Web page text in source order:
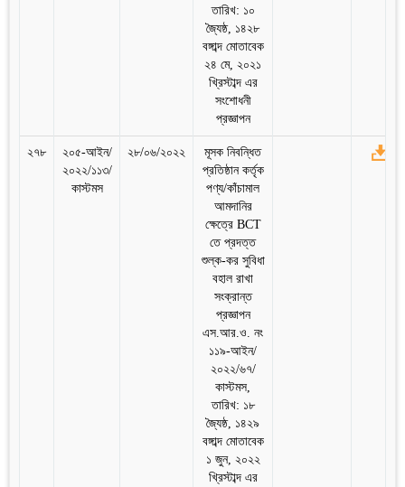
তারিখ: ১০
জ্যৈষ্ঠ, ১৪২৮
বঙ্গাব্দ মোতাবেক
২৪ মে, ২০২১
খ্রিস্টাব্দ এর
সংশোধনী
প্রজ্ঞাপন
২৭৮
২০৫-আইন/
২০২২/১১৩/
কাস্টমস
২৮/০৬/২০২২
মূসক নিবন্ধিত
প্রতিষ্ঠান কর্তৃক
পণ্য/কাঁচামাল
আমদানির
ক্ষেত্রে BCT
তে প্রদত্ত
শুল্ক-কর সুবিধা
বহাল রাখা
সংক্রান্ত
প্রজ্ঞাপন
এস.আর.ও. নং
১১৯-আইন/
২০২২/৬৭/
কাস্টমস,
তারিখ: ১৮
জ্যৈষ্ঠ, ১৪২৯
বঙ্গাব্দ মোতাবেক
১ জুন, ২০২২
খ্রিস্টাব্দ এর